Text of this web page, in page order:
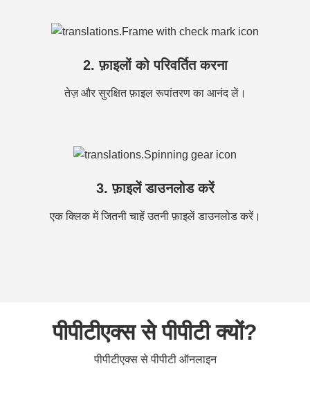
2. फ़ाइलों को परिवर्तित करना
तेज़ और सुरक्षित फ़ाइल रूपांतरण का आनंद लें।
3. फ़ाइलें डाउनलोड करें
एक क्लिक में जितनी चाहें उतनी फ़ाइलें डाउनलोड करें।
पीपीटीएक्स से पीपीटी क्यों?
पीपीटीएक्स से पीपीटी ऑनलाइन